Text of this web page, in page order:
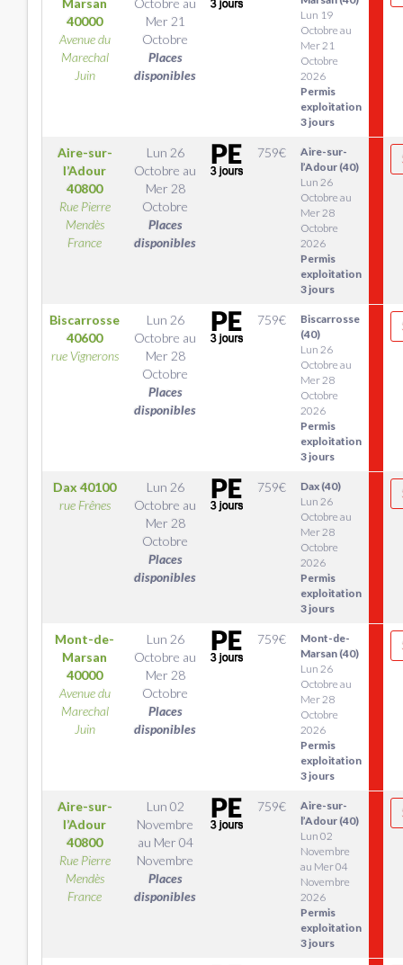
Marsan
40000
Avenue du
Marechal
Juin
Octobre au
Mer 21
Octobre
Places
disponibles
Lun 19
Octobre au
Mer 21
Octobre
2026
Permis
exploitation
3 jours
Aire-sur-
l’Adour
40800
Rue Pierre
Mendès
France
Lun 26
Octobre au
Mer 28
Octobre
Places
disponibles
759€
Aire-sur-
l’Adour (40)
Lun 26
Octobre au
Mer 28
Octobre
2026
Permis
exploitation
3 jours
Biscarrosse
40600
rue Vignerons
Lun 26
Octobre au
Mer 28
Octobre
Places
disponibles
759€
Biscarrosse
(40)
Lun 26
Octobre au
Mer 28
Octobre
2026
Permis
exploitation
3 jours
Dax 40100
rue Frênes
Lun 26
Octobre au
Mer 28
Octobre
Places
disponibles
759€
Dax (40)
Lun 26
Octobre au
Mer 28
Octobre
2026
Permis
exploitation
3 jours
Mont-de-
Marsan
40000
Avenue du
Marechal
Juin
Lun 26
Octobre au
Mer 28
Octobre
Places
disponibles
759€
Mont-de-
Marsan (40)
Lun 26
Octobre au
Mer 28
Octobre
2026
Permis
exploitation
3 jours
Aire-sur-
l’Adour
40800
Rue Pierre
Mendès
France
Lun 02
Novembre
au Mer 04
Novembre
Places
disponibles
759€
Aire-sur-
l’Adour (40)
Lun 02
Novembre
au Mer 04
Novembre
2026
Permis
exploitation
3 jours